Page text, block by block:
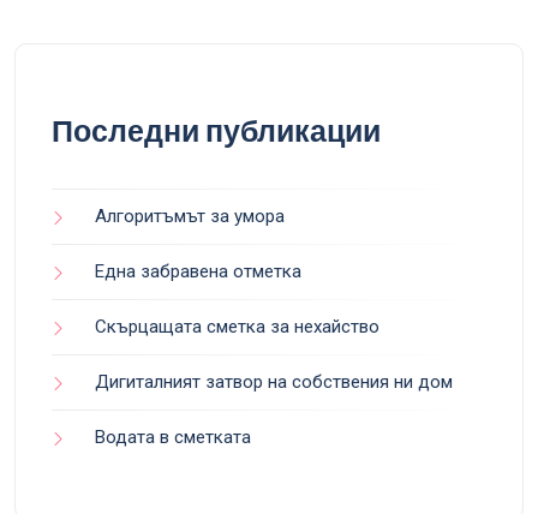
Последни публикации
Алгоритъмът за умора
Една забравена отметка
Скърцащата сметка за нехайство
Дигиталният затвор на собствения ни дом
Водата в сметката